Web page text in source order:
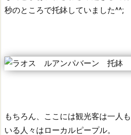
秒のところで托鉢していました^^;
もちろん、ここには観光客は一人
いる人々はローカルピープル。